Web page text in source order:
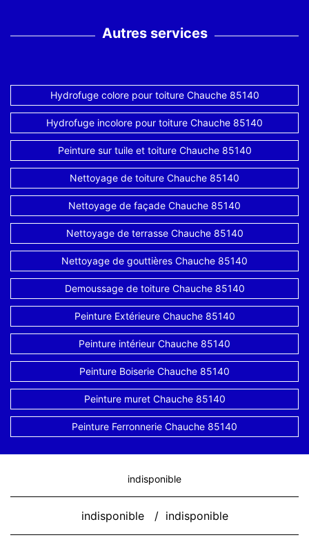
Autres services
Hydrofuge colore pour toiture Chauche 85140
Hydrofuge incolore pour toiture Chauche 85140
Peinture sur tuile et toiture Chauche 85140
Nettoyage de toiture Chauche 85140
Nettoyage de façade Chauche 85140
Nettoyage de terrasse Chauche 85140
Nettoyage de gouttières Chauche 85140
Demoussage de toiture Chauche 85140
Peinture Extérieure Chauche 85140
Peinture intérieur Chauche 85140
Peinture Boiserie Chauche 85140
Peinture muret Chauche 85140
Peinture Ferronnerie Chauche 85140
indisponible
indisponible / indisponible